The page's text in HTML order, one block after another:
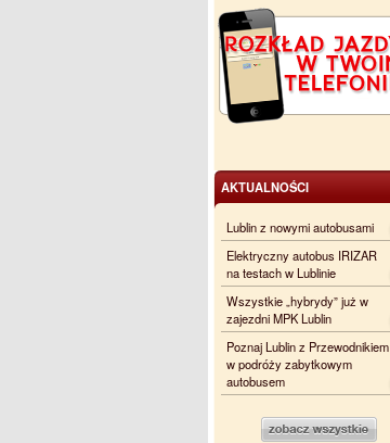
AKTUALNOŚCI
Lublin z nowymi autobusami
Elektryczny autobus IRIZAR
na testach w Lublinie
Wszystkie „hybrydy” już w
zajezdni MPK Lublin
Poznaj Lublin z Przewodnikiem
w podróży zabytkowym
autobusem